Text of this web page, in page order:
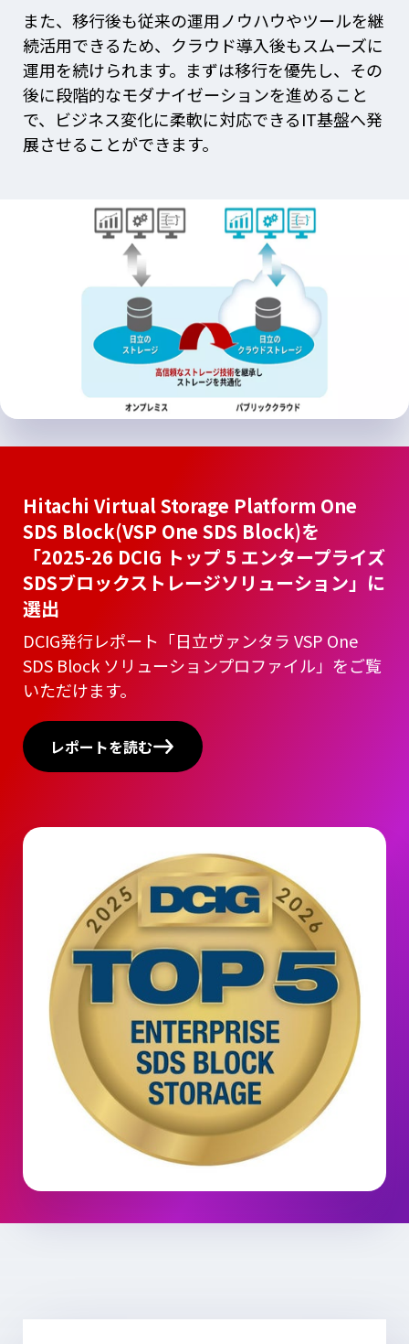
また、移行後も従来の運用ノウハウやツールを継
続活用できるため、クラウド導入後もスムーズに
運用を続けられます。まずは移行を優先し、その
後に段階的なモダナイゼーションを進めること
で、ビジネス変化に柔軟に対応できるIT基盤へ発
展させることができます。
Hitachi Virtual Storage Platform One
SDS Block(VSP One SDS Block)を
「2025-26 DCIG トップ 5 エンタープライズ
SDSブロックストレージソリューション」に
選出
DCIG発行レポート「日立ヴァンタラ VSP One
SDS Block ソリューションプロファイル」をご覧
いただけます。
レポートを読む